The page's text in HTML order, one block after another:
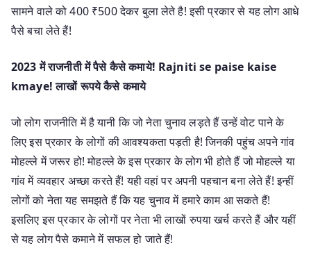
सामने वाले को 400 ₹500 देकर बुला लेते है! इसी प्रकार से यह लोग आधे
पैसे बचा लेते हैं!
2023 में राजनीती में पैसे कैसे कमाये! Rajniti se paise kaise
kmaye! लाखों रूपये कैसे कमाये
जो लोग राजनीति में है यानी कि जो नेता चुनाव लड़ते हैं उन्हें वोट पाने के
लिए इस प्रकार के लोगों की आवश्यकता पड़ती है! जिनकी पहुंच अपने गांव
मोहल्ले में जरूर हो! मोहल्ले के इस प्रकार के लोग भी होते हैं जो मोहल्ले या
गांव में व्यवहार अच्छा करते हैं! यही वहां पर अपनी पहचान बना लेते हैं! इन्हीं
लोगों को नेता यह समझते हैं कि यह चुनाव में हमारे काम आ सकते हैं!
इसलिए इस प्रकार के लोगों पर नेता भी लाखों रुपया खर्च करते हैं और यहीं
से यह लोग पैसे कमाने में सफल हो जाते हैं!